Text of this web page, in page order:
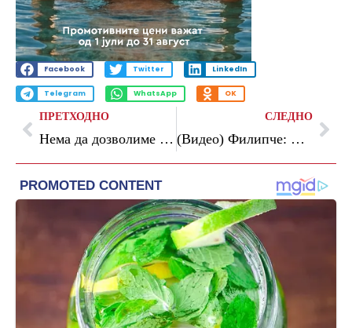
Facebook Twitter LinkedIn
Telegram WhatsApp OK
ПРЕТХОДНО
Нема да дозволиме зад студентските иницијативи да се кријат компромитирани политичари и структури кои се болни за власт, велат од „Вреди“
СЛЕДНО
(Видео) Филипче: Во Владата на Мицкоски врие од бугарски пасоши